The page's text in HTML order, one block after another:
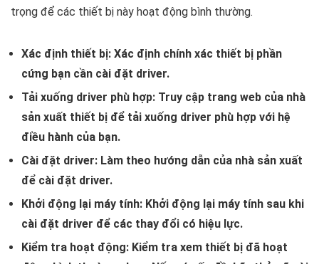
trọng để các thiết bị này hoạt động bình thường.
Xác định thiết bị: Xác định chính xác thiết bị phần
cứng bạn cần cài đặt driver.
Tải xuống driver phù hợp: Truy cập trang web của nhà
sản xuất thiết bị để tải xuống driver phù hợp với hệ
điều hành của bạn.
Cài đặt driver: Làm theo hướng dẫn của nhà sản xuất
để cài đặt driver.
Khởi động lại máy tính: Khởi động lại máy tính sau khi
cài đặt driver để các thay đổi có hiệu lực.
Kiểm tra hoạt động: Kiểm tra xem thiết bị đã hoạt